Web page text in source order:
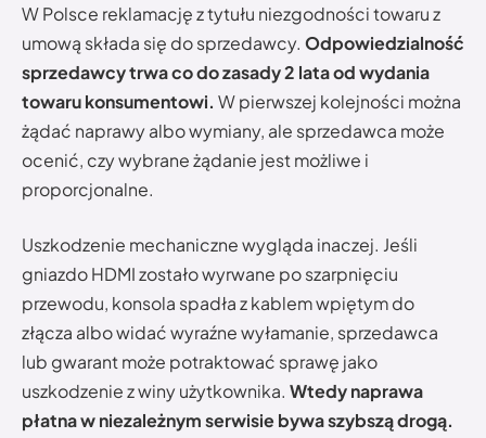
W Polsce reklamację z tytułu niezgodności towaru z
umową składa się do sprzedawcy. Odpowiedzialność
sprzedawcy trwa co do zasady 2 lata od wydania
towaru konsumentowi. W pierwszej kolejności można
żądać naprawy albo wymiany, ale sprzedawca może
ocenić, czy wybrane żądanie jest możliwe i
proporcjonalne.
Uszkodzenie mechaniczne wygląda inaczej. Jeśli
gniazdo HDMI zostało wyrwane po szarpnięciu
przewodu, konsola spadła z kablem wpiętym do
złącza albo widać wyraźne wyłamanie, sprzedawca
lub gwarant może potraktować sprawę jako
uszkodzenie z winy użytkownika. Wtedy naprawa
płatna w niezależnym serwisie bywa szybszą drogą.